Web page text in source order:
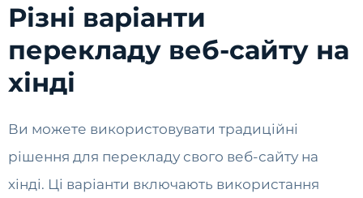
Різні варіанти
перекладу веб-сайту на
хінді
Ви можете використовувати традиційні
рішення для перекладу свого веб-сайту на
хінді. Ці варіанти включають використання